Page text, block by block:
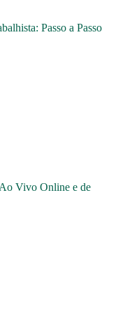
Passo a Passo
Vivo Online e de